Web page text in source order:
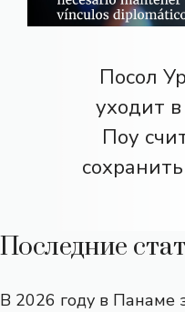
Посол
уходит
Поу
Последние
В 2026 году в Панаме